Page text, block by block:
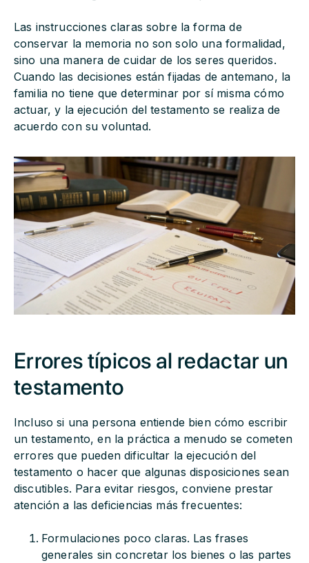
Las instrucciones claras sobre la forma de
conservar la memoria no son solo una formalidad,
sino una manera de cuidar de los seres queridos.
Cuando las decisiones están fijadas de antemano, la
familia no tiene que determinar por sí misma cómo
actuar, y la ejecución del testamento se realiza de
acuerdo con su voluntad.
Errores típicos al redactar un
testamento
Incluso si una persona entiende bien cómo escribir
un testamento, en la práctica a menudo se cometen
errores que pueden dificultar la ejecución del
testamento o hacer que algunas disposiciones sean
discutibles. Para evitar riesgos, conviene prestar
atención a las deficiencias más frecuentes:
Formulaciones poco claras. Las frases
generales sin concretar los bienes o las partes